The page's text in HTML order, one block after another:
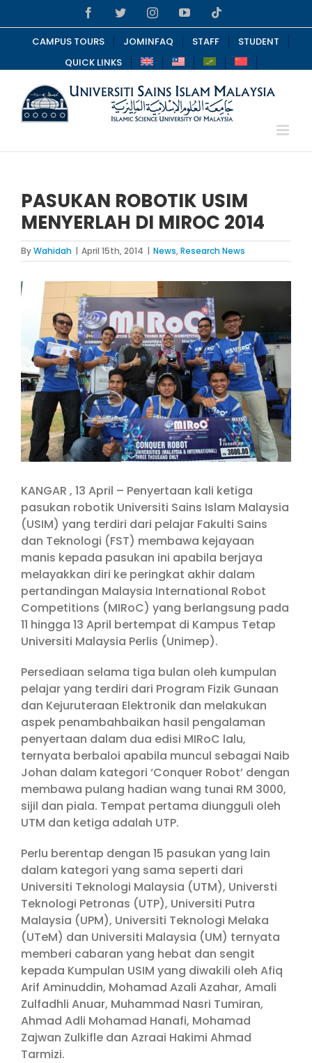
to
content
FacebookTwitterInstagramYouTube
CAMPUS TOURS JOMINFAQ STAFF
STUDENT
QUICK LINKS
PASUKAN ROBOTIK USIM
MENYERLAH DI MIROC 2014
ByWahidah | April 15th, 2014 | News,Research News
View
Larger
Image
KANGAR , 13 April – Penyertaan kali ketiga
pasukan robotik Universiti Sains Islam Malaysia
(USIM) yang terdiri dari pelajar Fakulti Sains
dan Teknologi (FST) membawa kejayaan
manis kepada pasukan ini apabila berjaya
melayakkan diri ke peringkat akhir dalam
pertandingan Malaysia International Robot
Competitions (MIRoC) yang berlangsung pada
11 hingga 13 April bertempat di Kampus Tetap
Universiti Malaysia Perlis (Unimep).
Persediaan selama tiga bulan oleh kumpulan
pelajar yang terdiri dari Program Fizik Gunaan
dan Kejuruteraan Elektronik dan melakukan
aspek penambahbaikan hasil pengalaman
penyertaan dalam dua edisi MIRoC lalu,
ternyata berbaloi apabila muncul sebagai Naib
Johan dalam kategori ‘Conquer Robot’ dengan
membawa pulang hadian wang tunai RM 3000,
sijil dan piala. Tempat pertama diungguli oleh
UTM dan ketiga adalah UTP.
Perlu berentap dengan 15 pasukan yang lain
dalam kategori yang sama seperti dari
Universiti Teknologi Malaysia (UTM), Universti
Teknologi Petronas (UTP), Universiti Putra
Malaysia (UPM), Universiti Teknologi Melaka
(UTeM) dan Universiti Malaysia (UM) ternyata
memberi cabaran yang hebat dan sengit
kepada Kumpulan USIM yang diwakili oleh Afiq
Arif Aminuddin, Mohamad Azali Azahar, Amali
Zulfadhli Anuar, Muhammad Nasri Tumiran,
Ahmad Adli Mohamad Hanafi, Mohamad
Zajwan Zulkifle dan Azraai Hakimi Ahmad
Tarmizi.